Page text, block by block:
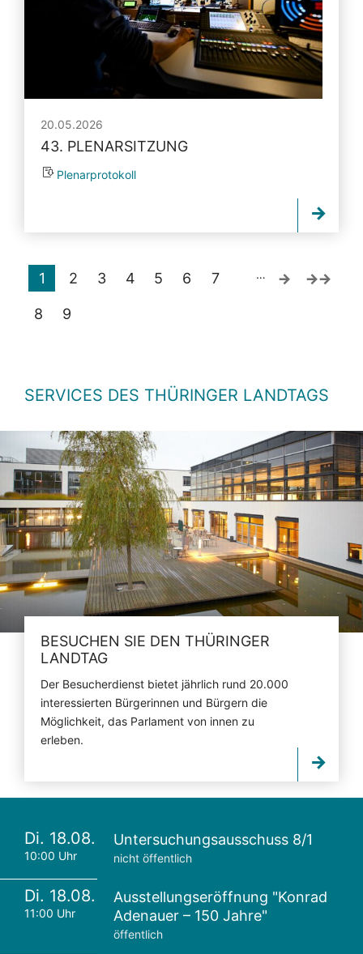
20.05.2026
43. PLENARSITZUNG
Plenarprotokoll
1 2 3 4 5 6 7
8 9
…
SERVICES DES THÜRINGER LANDTAGS
BESUCHEN SIE DEN THÜRINGER
LANDTAG
Der Besucherdienst bietet jährlich rund 20.000
interessierten Bürgerinnen und Bürgern die
Möglichkeit, das Parlament von innen zu
erleben.
Di. 18.08.
10:00 Uhr
Untersuchungsausschuss 8/1
nicht öffentlich
Di. 18.08.
11:00 Uhr
Ausstellungseröffnung "Konrad
Adenauer – 150 Jahre"
öffentlich